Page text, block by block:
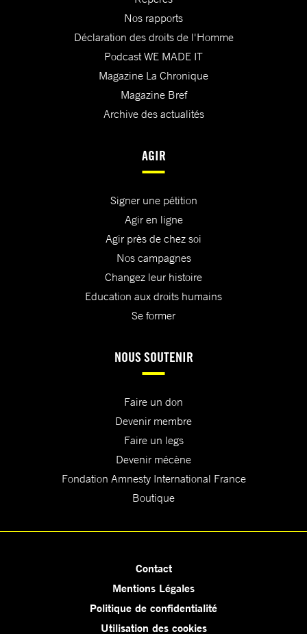
Nos rapports
Déclaration des droits de l'Homme
Podcast WE MADE IT
Magazine La Chronique
Magazine Bref
Archive des actualités
AGIR
Signer une pétition
Agir en ligne
Agir près de chez soi
Nos campagnes
Changez leur histoire
Education aux droits humains
Se former
NOUS SOUTENIR
Faire un don
Devenir membre
Faire un legs
Devenir mécène
Fondation Amnesty International France
Boutique
Contact
Mentions Légales
Politique de confidentialité
Utilisation des cookies